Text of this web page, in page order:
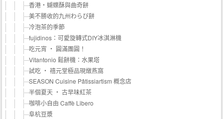
香港‧蝴蝶酥與曲奇餅
美不勝收的九州わらび餅
冷泡茶的季節
fujidinos：可愛旋轉式DIY冰淇淋機
吃元宵 ‧ 圓滿團圓！
Vitantonio 鬆餅機：水果塔
試吃 ‧ 禧元堂極品現燉燕窩
SEASON Cuisine Pâtissiartism 概念店
半個夏天 ‧ 古早味紅茶
咖啡小自由 Caffè Libero
阜杭豆漿